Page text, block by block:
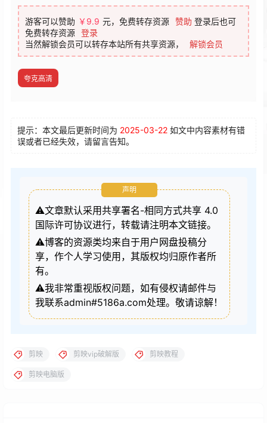
提示：本文最后更新时间为 2025-03-22如文中内容素材有错
误或者已经失效，请留言告知。
⚠️文章默认采用共享署名-相同方式共享 4.0
享，作个人学习使用，其版权均归原作者所
有。
剪映 剪映vip破解版 剪映教程
剪映电脑版
新朋友，你好，说说的看法吧！ 确认修改